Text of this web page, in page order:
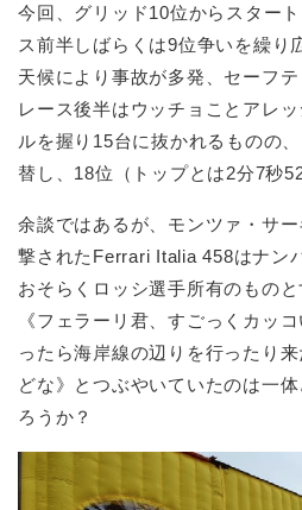
今回、グリッド10位からスター
ス前半しばらくは9位争いを繰り
天候により事故が多発、セーフテ
レース後半はウッチョことアレ
ルを握り15台に抜かれるものの
替し、18位（トップとは2分7秒
余談ではあるが、モンツァ・サ
撃されたFerrari Italia 458はナン
おそらくロッシ選手所有のもの
《フェラーリ君、すごっくカッ
ったら海岸線の辺りを行ったり
どな》とつぶやいていたのは一
ろうか？